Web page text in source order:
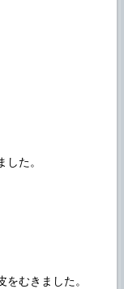
た。
むきました。